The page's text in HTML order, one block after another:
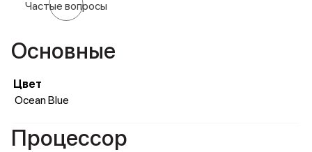
Частые вопросы
Основные
Цвет
Ocean Blue
Процессор